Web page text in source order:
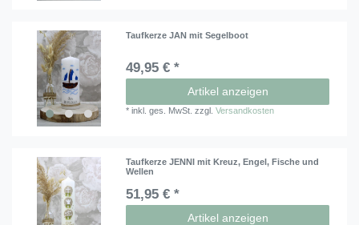
Taufkerze JAN mit Segelboot
49,95 € *
Artikel anzeigen
*inkl. ges. MwSt. zzgl.Versandkosten
Taufkerze JENNI mit Kreuz, Engel, Fische und
Wellen
51,95 € *
Artikel anzeigen